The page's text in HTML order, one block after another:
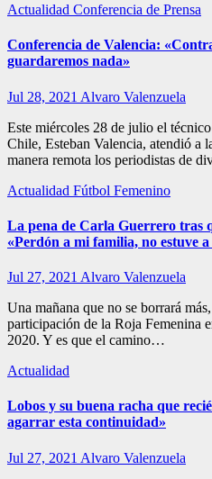
Actualidad Conferencia de Prensa
Conferencia de Valencia:
guardaremos nada»
Jul 28, 2021 Alvaro Valenzuela
Este miércoles 28 de julio el
Chile, Esteban Valencia, atendió a
manera remota los periodistas de
Actualidad Fútbol Femenino
La pena de Carla Guerrero tras
«Perdón a mi familia, no estuve
Jul 27, 2021 Alvaro Valenzuela
Una mañana que no se borrará
participación de la Roja Femenina
2020. Y es que el camino…
Actualidad
Lobos y su buena racha que
agarrar esta continuidad»
Jul 27, 2021 Alvaro Valenzuela